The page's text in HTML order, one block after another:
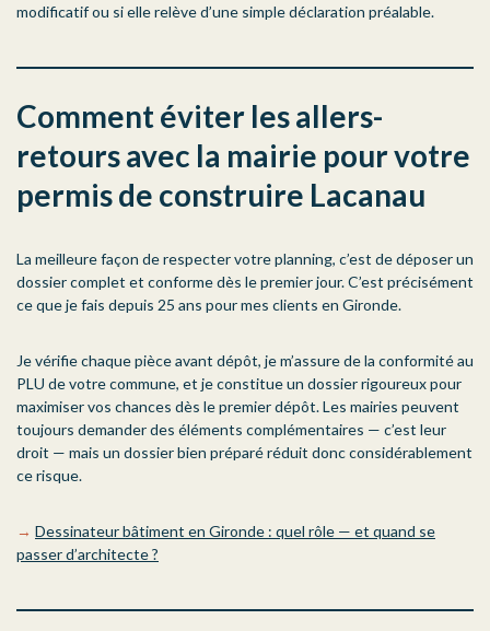
modificatif ou si elle relève d’une simple déclaration préalable.
Comment éviter les allers-
retours avec la mairie pour votre
permis de construire Lacanau
La meilleure façon de respecter votre planning, c’est de déposer un
dossier complet et conforme dès le premier jour. C’est précisément
ce que je fais depuis 25 ans pour mes clients en Gironde.
Je vérifie chaque pièce avant dépôt, je m’assure de la conformité au
PLU de votre commune, et je constitue un dossier rigoureux pour
maximiser vos chances dès le premier dépôt. Les mairies peuvent
toujours demander des éléments complémentaires — c’est leur
droit — mais un dossier bien préparé réduit donc considérablement
ce risque.
→ Dessinateur bâtiment en Gironde : quel rôle — et quand se
passer d’architecte ?